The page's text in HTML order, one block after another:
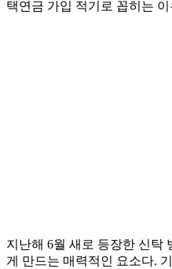
택연금 가입 적기로 꼽히는 이
지난해 6월 새로 등장한 신탁
게 만드는 매력적인 요소다.